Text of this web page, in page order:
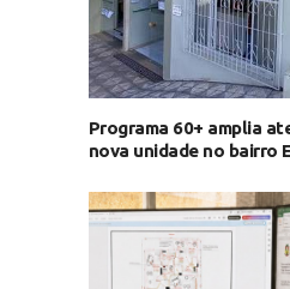
Programa 60+ amplia
nova unidade no bairro